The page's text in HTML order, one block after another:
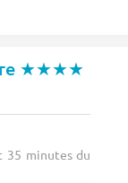
★★★★
35 minutes du